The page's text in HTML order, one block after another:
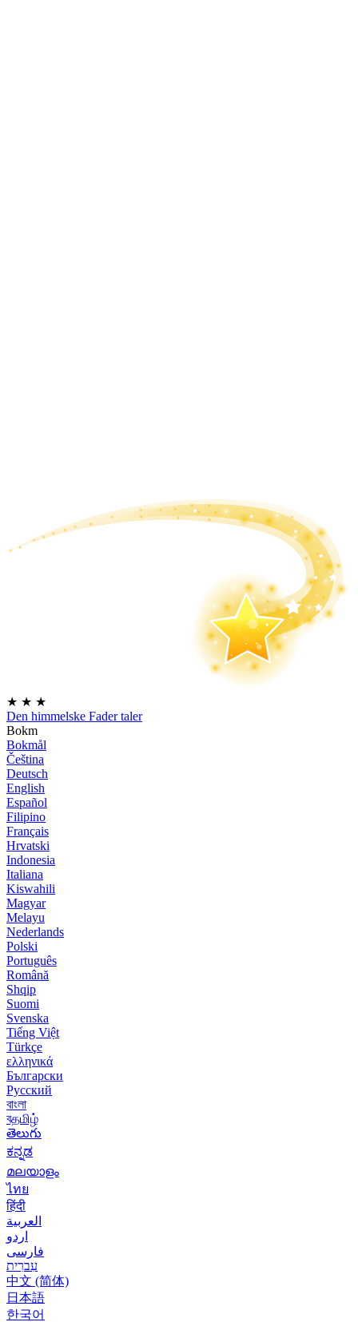
★ ★ ★
Den himmelske Fader taler
Bokm
Bokmål
Čeština
Deutsch
English
Español
Filipino
Français
Hrvatski
Indonesia
Italiana
Kiswahili
Magyar
Melayu
Nederlands
Polski
Português
Română
Shqip
Suomi
Svenska
Tiếng Việt
Türkçe
ελληνικά
Български
Русский
বাংলা
বதமிழ்
తెలుగు
ಕನ್ನಡ
മലയാളം
ไทย
हिंदी
العربية
اردو
فارسی
עִברִית
中文 (简体)
日本語
한국어